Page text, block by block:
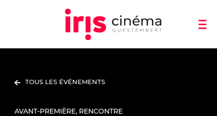
TOUS LES ÉVÉNEMENTS
AVANT-PREMIÈRE RENCONTRE